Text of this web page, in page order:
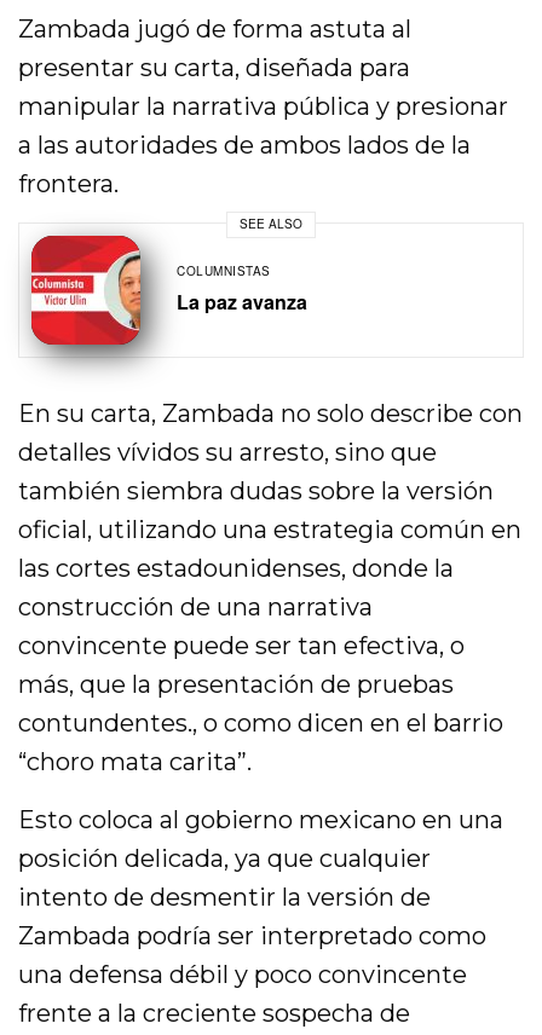
Zambada jugó de forma astuta al
presentar su carta, diseñada para
manipular la narrativa pública y presionar
a las autoridades de ambos lados de la
frontera.
SEE ALSO
COLUMNISTAS
La paz avanza
En su carta, Zambada no solo describe con
detalles vívidos su arresto, sino que
también siembra dudas sobre la versión
oficial, utilizando una estrategia común en
las cortes estadounidenses, donde la
construcción de una narrativa
convincente puede ser tan efectiva, o
más, que la presentación de pruebas
contundentes., o como dicen en el barrio
“choro mata carita”.
Esto coloca al gobierno mexicano en una
posición delicada, ya que cualquier
intento de desmentir la versión de
Zambada podría ser interpretado como
una defensa débil y poco convincente
frente a la creciente sospecha de